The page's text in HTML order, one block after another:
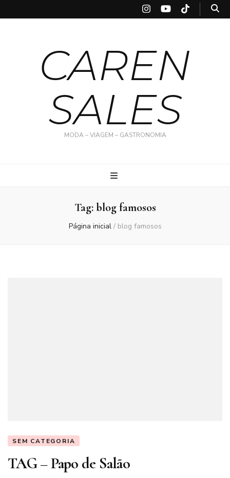
CAREN
SALES
MODA – VIAGEM – GASTRONOMIA
Tag:blog famosos
Página inicial / blog famosos
SEM CATEGORIA
TAG – Papo de Salão